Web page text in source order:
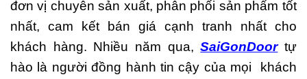
đơn vị chuyên sản xuất, phân phối sản phẩm tốt
nhất, cam kết bán giá cạnh tranh nhất cho
khách hàng. Nhiều năm qua,SaiGonDoortự
hào là người đồng hành tin cậy của mọi khách